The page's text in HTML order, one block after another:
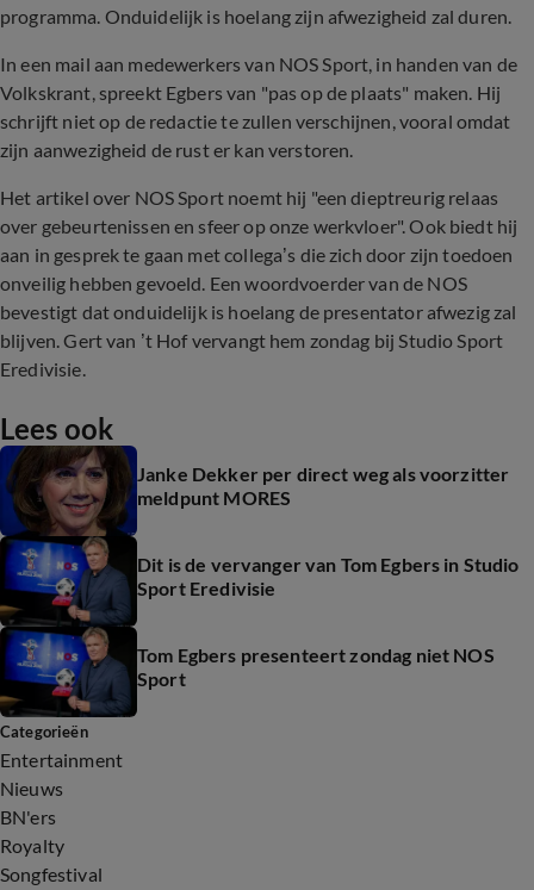
programma. Onduidelijk is hoelang zijn afwezigheid zal duren.
In een mail aan medewerkers van NOS Sport, in handen van de
Volkskrant, spreekt Egbers van "pas op de plaats" maken. Hij
schrijft niet op de redactie te zullen verschijnen, vooral omdat
zijn aanwezigheid de rust er kan verstoren.
Het artikel over NOS Sport noemt hij "een dieptreurig relaas
over gebeurtenissen en sfeer op onze werkvloer". Ook biedt hij
aan in gesprek te gaan met collega’s die zich door zijn toedoen
onveilig hebben gevoeld. Een woordvoerder van de NOS
bevestigt dat onduidelijk is hoelang de presentator afwezig zal
blijven. Gert van ’t Hof vervangt hem zondag bij Studio Sport
Eredivisie.
Lees ook
Janke Dekker per direct weg als voorzitter
meldpunt MORES
Dit is de vervanger van Tom Egbers in Studio
Sport Eredivisie
Tom Egbers presenteert zondag niet NOS
Sport
Categorieën
Entertainment
Nieuws
BN'ers
Royalty
Songfestival